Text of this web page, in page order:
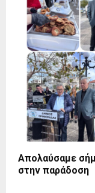
Απολαύσαμε
στην παράδοση